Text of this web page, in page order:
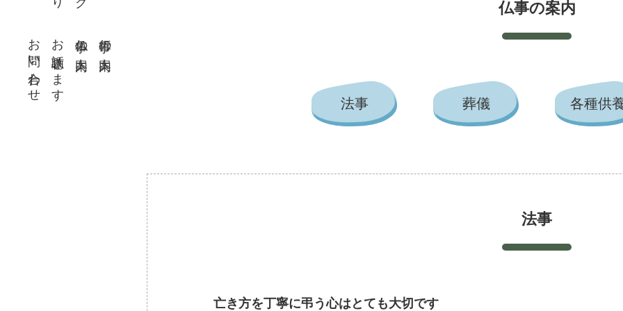
行事の案内
仏事の案内
お話聴きます
お問い合わせ
仏事の案内
法事 葬儀 各種供
法事
亡き方を丁寧に弔う心はとても大切です